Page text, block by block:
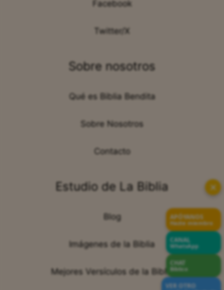
Facebook
Twitter/X
Sobre nosotros
Qué es Biblia Bendita
Sobre Nosotros
Contacto
Estudio de La Biblia
Blog
Imágenes de la Biblia
Mejores Versículos de la Biblia
✕
APÓYANOS
Hazte miembro
CANAL
WhatsApp
CHAT
Bíblico
VER OTRO